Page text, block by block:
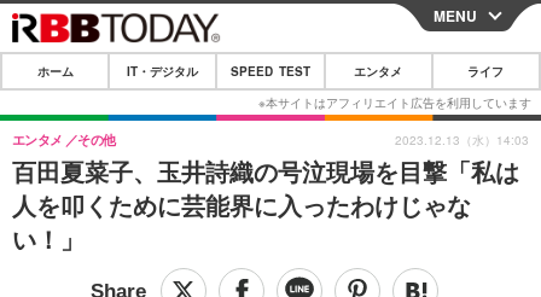
CLOSE
ホーム
IT・デジタル
IT・デジタルTOP スマートフォン
ガジェット・ツール
ショッピング その他
SPEED TEST
エンタメ
エンタメTOP 映画・ドラマ
MENU
ホーム IT・デジタル SPEED TEST エンタメ ライフ
百田夏菜子、玉井詩織の号泣現場を目撃「私は
人を叩くために芸能界に入ったわけじゃな
い！」
エンタメ その他 2023.12.13（水）14:03